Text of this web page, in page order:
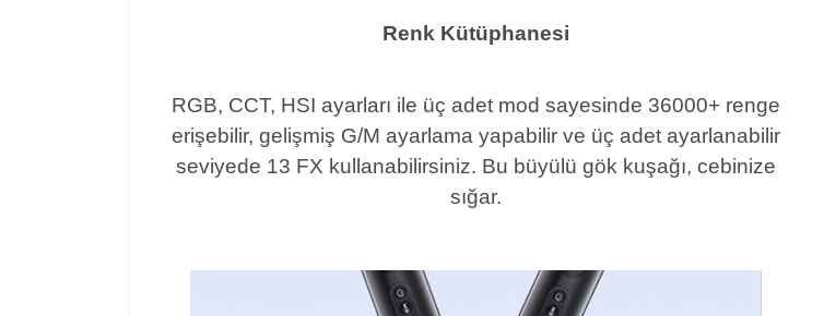
Renk Kütüphanesi
RGB, CCT, HSI ayarları ile üç adet mod sayesinde 36000+ renge
erişebilir, gelişmiş G/M ayarlama yapabilir ve üç adet ayarlanabilir
seviyede 13 FX kullanabilirsiniz. Bu büyülü gök kuşağı, cebinize
sığar.